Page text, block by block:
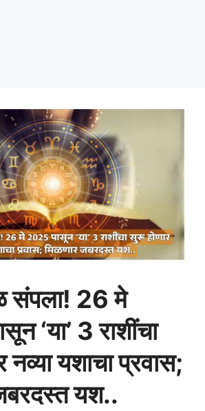
संपला! 26 मे
‘या’ 3 राशींचा
यशाचा प्रवास;
यश..